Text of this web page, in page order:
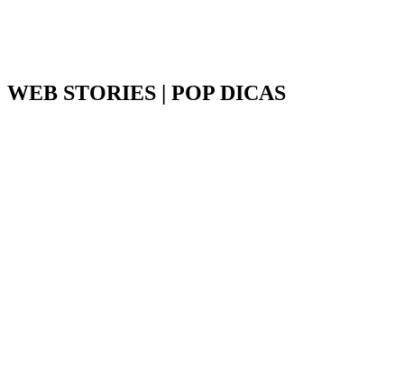
WEB STORIES | POP DICAS